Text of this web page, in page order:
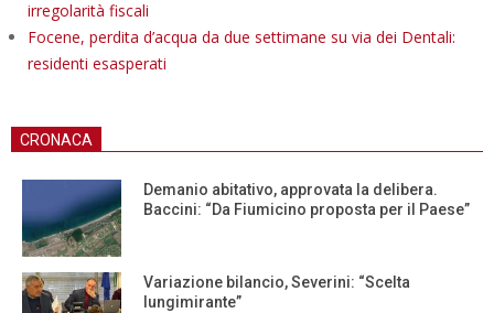
irregolarità fiscali
Focene, perdita d’acqua da due settimane su via dei Dentali:
residenti esasperati
CRONACA
Demanio abitativo, approvata la delibera.
Baccini: “Da Fiumicino proposta per il Paese”
Variazione bilancio, Severini: “Scelta
lungimirante”